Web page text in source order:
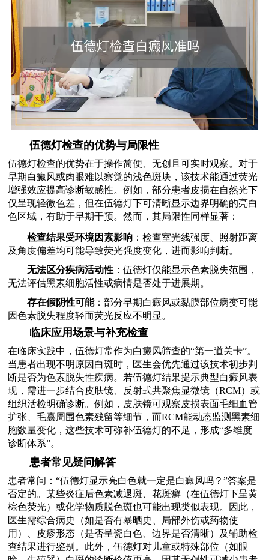
伍德灯检查的优势与局限性
伍德灯检查的优势在于操作简便、无创且可实时观察。对于
早期白癜风或肉眼难以察觉的浅色斑块，该技术能通过荧光
增强效应提高诊断敏感性。例如，部分患者皮损在自然光下
仅呈现轻微色差，但在伍德灯下可清晰显示边界明确的亮白
色区域，有助于早期干预。然而，其局限性同样显著：
检查结果受环境因素影响 ：检查室光线强度、照射距离
及角度偏差均可能导致荧光强度变化，进而影响判断。
无法区分疾病活动性 ：伍德灯仅能显示色素脱失范围，
无法评估黑素细胞活性或病情是否处于进展期。
存在假阴性可能：部分早期白癜风或黏膜部位病变可能
因色素脱失程度轻而荧光反应不明显。
临床应用场景与补充检查
在临床实践中，伍德灯常作为白癜风筛查的“第一道关卡”。
当患者出现不明原因白斑时，医生会优先通过该技术初步判
断是否为色素脱失性疾病。若伍德灯结果提示典型白癜风表
现，需进一步结合皮肤镜、反射式共聚焦显微镜（RCM）或
组织活检明确诊断。例如，皮肤镜可观察皮损表面毛细血管
扩张、毛囊周围色素残留等细节，而RCM能动态监测黑素细
胞数量变化，这些技术可弥补伍德灯的不足，形成“多维度
诊断体系”。
患者常见疑问解答
患者常问：“伍德灯显示亮白色就一定是白癜风吗？”答案是
否定的。某些炎症后色素减退斑、花斑癣（在伍德灯下呈黄
棕色荧光）或化学物质脱色斑也可能出现类似表现。因此，
医生需综合病史（如是否有暴晒史、局部外伤或药物使
用）、皮疹形态（是否呈瓷白色、边界是否清晰）及辅助检
查结果进行鉴别。此外，伍德灯对儿童或特殊部位（如眼